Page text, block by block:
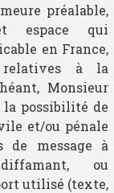
préalable,
espace qui
en France,
relatives à la
Monsieur
la possibilité de
et/ou pénale
de message à
ou
utilisé (texte,